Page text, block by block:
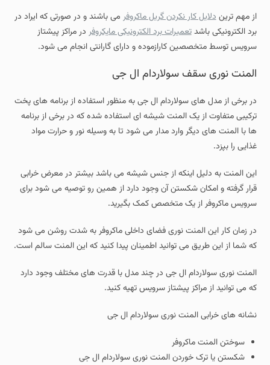
از مهم تریندلایل کار نکردن گریل ماکروفر می باشند و در صورتی که ایراد در
برد الکترونیکی باشدتعمیرات برد الکترونیکی مایکروفر در مراکز پیشتاز
سرویس توسط متخصصین کارازموده و دارای گارانتی انجام می شود.
المنت نوری سقف سولاردام ال جی
در برخی از مدل های سولاردام ال جی به منظور استفاده از برنامه های پخت
ترکیبی متفاوت از یک المنت شیشه ای استفاده شده که در برخی از برنامه
ها با المنت های دیگر وارد مدار می شود تا به وسیله نور و حرارت مواد
غذایی را بپزد.
این المنت به دلیل اینکه از جنس شیشه می باشد بیشتر در معرض خرابی
قرار گرفته و امکان شکستن آن وجود دارد از همین رو توصیه می شود برای
سرویس ماکروفر از یک متخصص کمک بگیرید.
در زمان کار این المنت نوری فضای داخلی ماکروفر به شدت روشن می شود
که شما از این طریق می توانید اطمینان پیدا کنید که این المنت سالم است.
المنت نوری سولاردام ال جی در چند مدل با قدرت های مختلف وجود دارد
که می توانید از مراکز پیشتاز سرویس تهیه کنید.
نشانه های خرابی المنت نوری سولاردام ال جی
سوختن المنت ماکروفر
شکستن یا ترک خوردن المنت نوری سولاردام ال جی